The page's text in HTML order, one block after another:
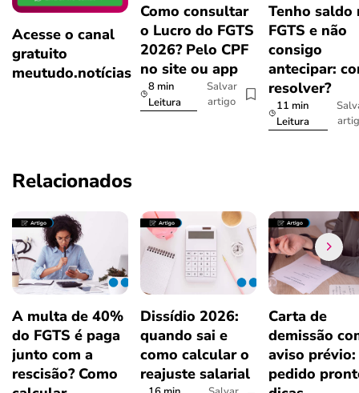
Acesse o canal
gratuito
meutudo.notícias
Como consultar
o Lucro do FGTS
2026? Pelo CPF
no site ou app
8 min
Leitura
Salvar
artigo
Tenho saldo
FGTS e não
consigo
antecipar:
resolver?
11 min
Leitura
Relacionados
A multa de 40%
do FGTS é paga
junto com a
rescisão? Como
Dissídio 2026:
quando sai e
como calcular o
reajuste salarial
Carta de
demissão
aviso prévio:
pedido